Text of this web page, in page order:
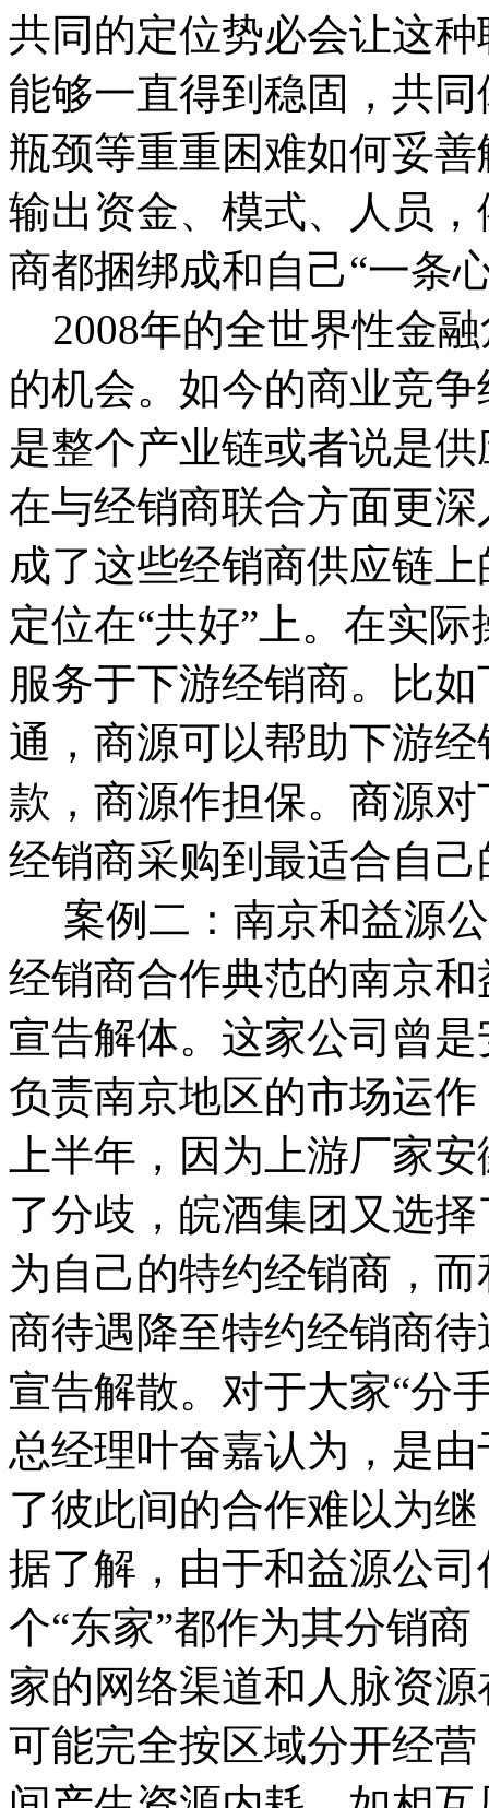
共同的定位势必会让这
能够一直得到稳固，共
瓶颈等重重困难如何妥
输出资金、模式、人员
商都捆绑成和自己“一条
2008年的全世界性金
的机会。 如今的商业竞
是整个产业链或者说是
在与经销商联合方面更
成了这些经销商供应链
定位在“共好”上。在实
服务于下游经销商。比
通，商源可以帮助下游
款，商源作担保。商源
经销商采购到最适合自
案例二：南京和益源
经销商合作典范的南京
宣告解体。这家公司曾
负责南京地区的市场运
上半年，因为上游厂家
了分歧，皖酒集团又选
为自己的特约经销商，
商待遇降至特约经销商
宣告解散。对于大家“分
总经理叶奋嘉认为，是
了彼此间的合作难以为
据了解，由于和益源公
个“东家”都作为其分销
家的网络渠道和人脉资
可能完全按区域分开经